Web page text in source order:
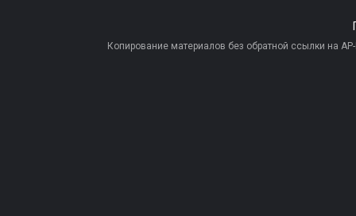
Копирование материалов без обратной ссылки на